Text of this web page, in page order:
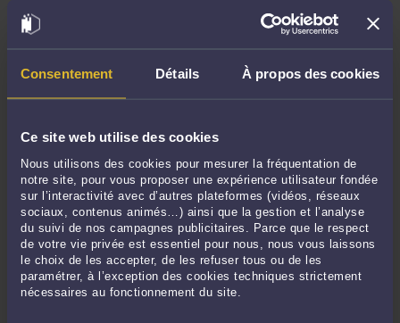
Consentement Détails À propos des cookies
Ce site web utilise des cookies
Nous utilisons des cookies pour mesurer la fréquentation de
notre site, pour vous proposer une expérience utilisateur fondée
sur l’interactivité avec d’autres plateformes (vidéos, réseaux
sociaux, contenus animés…) ainsi que la gestion et l’analyse
du suivi de nos campagnes publicitaires. Parce que le respect
de votre vie privée est essentiel pour nous, nous vous laissons
le choix de les accepter, de les refuser tous ou de les
paramétrer, à l’exception des cookies techniques strictement
nécessaires au fonctionnement du site.
ENVOYER MA DEMANDE DE DEVIS PERSONNALISÉE
COMMENT ÇA MARCHE ?
1